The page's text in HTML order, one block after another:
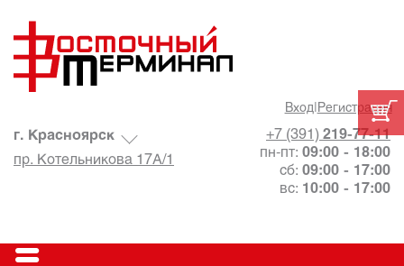
Вход| Регистрация
+7 (391) 219-77-11
пн-пт: 09:00 - 18:00
сб: 09:00 - 17:00
вс: 10:00 - 17:00
г. Красноярск
пр. Котельникова 17А/1